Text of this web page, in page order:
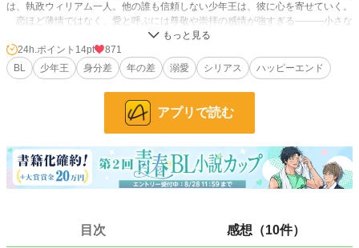
は、執政ウィリアム一人。他の誰も信頼しない少年王は、彼に心を寄せていく。
恋ほど薄情ではなく、愛と呼ぶには尊敬や崇拝の感情が強すぎる―――小さな
我侭すら戸惑うエリヤを、ウィリアムは幸せに出来るのか？
【注意事項】ＢＬ、Ｒ１５、キスシーンあり、性的描写なし
【重複投稿】エブリスタ、アルファポリス、小説家になろう、カクヨム
29,529 位 / 228,744 件
BL 7,409 位 / 31,416 件
お気に入り 161
160,977
24h.ポイント 14pt
871
BL
少年王 身分差 年の差 溺愛 シリアス ハッピーエンド
アプリで読む
目次 感想（10件）